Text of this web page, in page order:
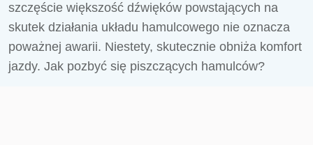
szczęście większość dźwięków powstających na
skutek działania układu hamulcowego nie oznacza
poważnej awarii. Niestety, skutecznie obniża komfort
jazdy. Jak pozbyć się piszczących hamulców?